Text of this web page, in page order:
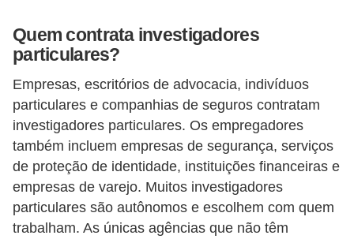
Quem contrata investigadores
particulares?
Empresas, escritórios de advocacia, indivíduos
particulares e companhias de seguros contratam
investigadores particulares. Os empregadores
também incluem empresas de segurança, serviços
de proteção de identidade, instituições financeiras e
empresas de varejo. Muitos investigadores
particulares são autônomos e escolhem com quem
trabalham. As únicas agências que não têm